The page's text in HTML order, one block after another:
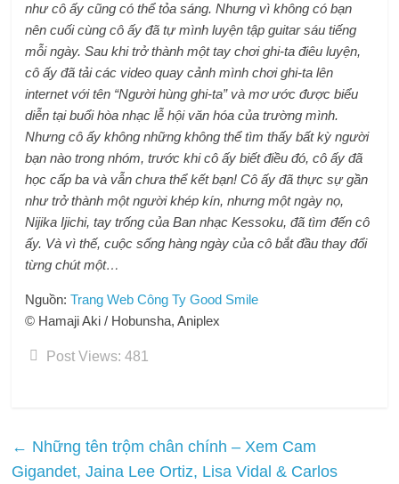
như cô ấy cũng có thể tỏa sáng. Nhưng vì không có bạn
nên cuối cùng cô ấy đã tự mình luyện tập guitar sáu tiếng
mỗi ngày. Sau khi trở thành một tay chơi ghi-ta điêu luyện,
cô ấy đã tải các video quay cảnh mình chơi ghi-ta lên
internet với tên “Người hùng ghi-ta” và mơ ước được biểu
diễn tại buổi hòa nhạc lễ hội văn hóa của trường mình.
Nhưng cô ấy không những không thể tìm thấy bất kỳ người
bạn nào trong nhóm, trước khi cô ấy biết điều đó, cô ấy đã
học cấp ba và vẫn chưa thể kết bạn! Cô ấy đã thực sự gần
như trở thành một người khép kín, nhưng một ngày nọ,
Nijika Ijichi, tay trống của Ban nhạc Kessoku, đã tìm đến cô
ấy. Và vì thế, cuộc sống hàng ngày của cô bắt đầu thay đổi
từng chút một…
Nguồn:Trang Web Công Ty Good Smile
© Hamaji Aki / Hobunsha, Aniplex
Post Views: 481
← Những tên trộm chân chính – Xem Cam
Gigandet, Jaina Lee Ortiz, Lisa Vidal & Carlos